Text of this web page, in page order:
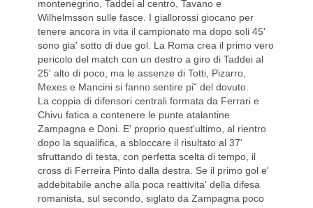
montenegrino, Taddei al centro, Tavano e
Wilhelmsson sulle fasce. I giallorossi giocano per
tenere ancora in vita il campionato ma dopo soli 45'
sono gia' sotto di due gol. La Roma crea il primo vero
pericolo del match con un destro a giro di Taddei al
25' alto di poco, ma le assenze di Totti, Pizarro,
Mexes e Mancini si fanno sentire pi˘ del dovuto.
La coppia di difensori centrali formata da Ferrari e
Chivu fatica a contenere le punte atalantine
Zampagna e Doni. E' proprio quest'ultimo, al rientro
dopo la squalifica, a sbloccare il risultato al 37'
sfruttando di testa, con perfetta scelta di tempo, il
cross di Ferreira Pinto dalla destra. Se il primo gol e'
addebitabile anche alla poca reattivita' della difesa
romanista, sul secondo, siglato da Zampagna poco